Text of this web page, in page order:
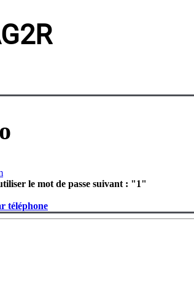
le mot de passe suivant : "1"
téléphone